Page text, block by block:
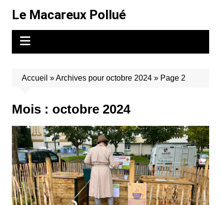
contenu
Le Macareux Pollué
Accueil »Archives pour octobre 2024» Page 2
Mois : octobre 2024